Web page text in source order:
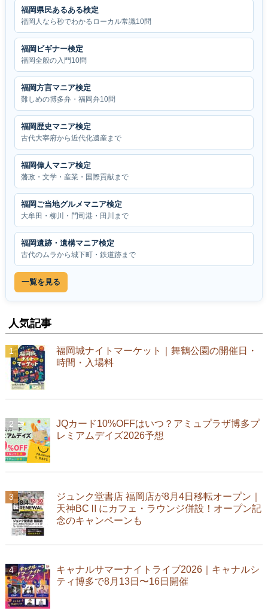
福岡県民あるある検定
福岡人なら秒でわかるローカル常識10問
福岡ビギナー検定
福岡全般の入門10問
福岡方言マニア検定
難しめの博多弁・福岡弁10問
福岡歴史マニア検定
古代大宰府から近代化遺産まで
福岡偉人マニア検定
藩政・文学・産業・国際貢献まで
福岡ご当地グルメマニア検定
大牟田・柳川・門司港・田川まで
福岡遺跡・遺構マニア検定
古代のムラから城下町・鉄道跡まで
一覧を見る
人気記事
福岡城ナイトマーケット｜舞鶴公園の開催日・
時間・入場料
JQカード10%OFFはいつ？アミュプラザ博多プ
レミアムデイズ2026予想
ジュンク堂書店 福岡店が8月4日移転オープン｜
天神BCⅡにカフェ・ラウンジ併設！オープン記
念のキャンペーンも
キャナルサマーナイトライブ2026｜キャナルシ
ティ博多で8月13日〜16日開催